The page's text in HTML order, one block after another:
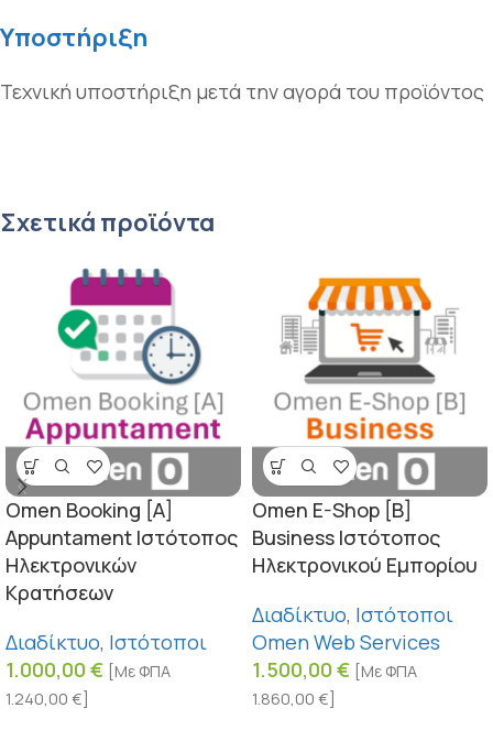
Yποστήριξη
Τεχνική υποστήριξη μετά την αγορά του προϊόντος
Σχετικά προϊόντα
Omen Booking [A]
Appuntament Ιστότοπος
Ηλεκτρονικών
Κρατήσεων
Διαδίκτυο, Ιστότοποι
1.000,00 € [Με ΦΠΑ
1.240,00 €]
Omen E-Shop [B]
Business Ιστότοπος
Ηλεκτρονικού Εμπορίου
Διαδίκτυο, Ιστότοποι
Omen Web Services
1.500,00 € [Με ΦΠΑ
1.860,00 €]